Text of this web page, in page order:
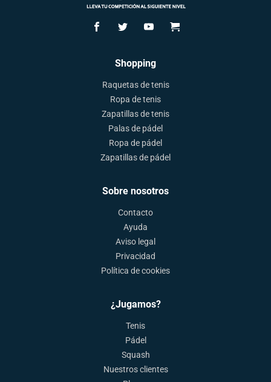
Shopping
Raquetas de tenis
Ropa de tenis
Zapatillas de tenis
Palas de pádel
Ropa de pádel
Zapatillas de pádel
Sobre nosotros
Contacto
Ayuda
Aviso legal
Privacidad
Política de cookies
¿Jugamos?
Tenis
Pádel
Squash
Nuestros clientes